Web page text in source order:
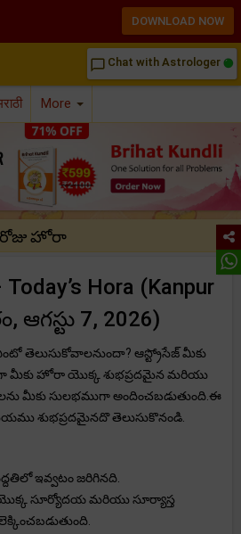
chat_bubble_outline Chat with Astrologer
More
హోరా
Hora (Kanpur
ఆగస్టు 7, 2026)
తెలుసుకోవాలనుందా? ఆస్ట్రోసేజ్ మీకు
మీకు హోరా యొక్క శుభప్రదమైన మరియు
మీకు సులభముగా అందించబడుతుంది.ఈ
శుభప్రదమైనదొ తెలుసుకొనండి.
ఇవ్వటం జరిగినది.
సూర్యోదయ మరియు సూర్యాస్త
DOWNLOAD NOW